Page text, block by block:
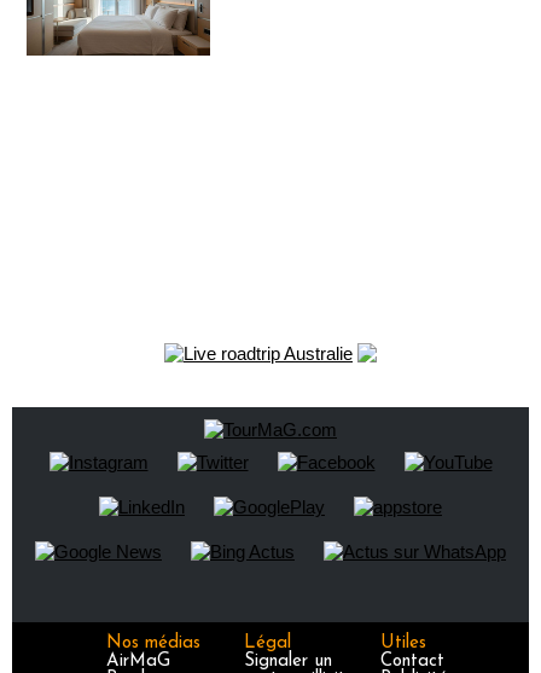
Nos médias
AirMaG
Légal
Signaler un
Utiles
Contact